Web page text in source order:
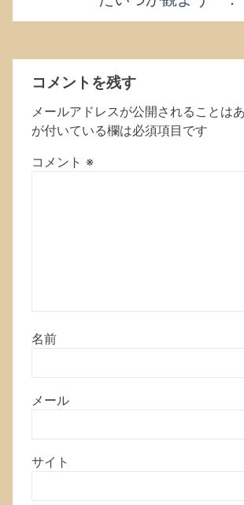
コメントを残す
メールアドレスが公開されることは
が付いている欄は必須項目です
コメント ※
名前
メール
サイト